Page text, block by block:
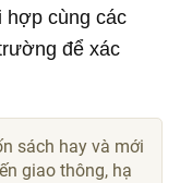
hợp cùng các
để xác
sách hay và mới
giao thông, hạ